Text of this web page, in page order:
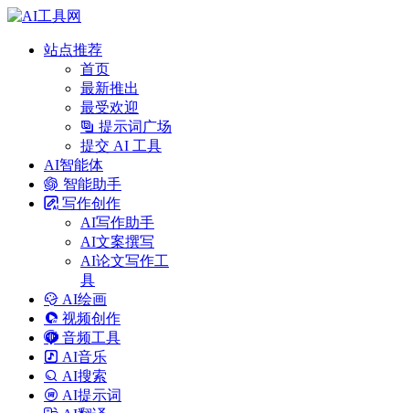
站点推荐
首页
最新推出
最受欢迎
提示词广场
提交 AI 工具
AI智能体
智能助手
写作创作
AI写作助手
AI文案撰写
AI论文写作工
具
AI绘画
视频创作
音频工具
AI音乐
AI搜索
AI提示词